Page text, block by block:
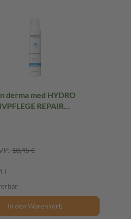
derma med HYDRO
REPAIR
CREME 200 ml Schaum
18,45 €
l
In den Warenkorb